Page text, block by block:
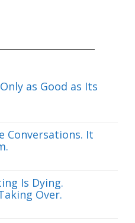
as Good as Its
Conversations. It
Is Dying.
Over.